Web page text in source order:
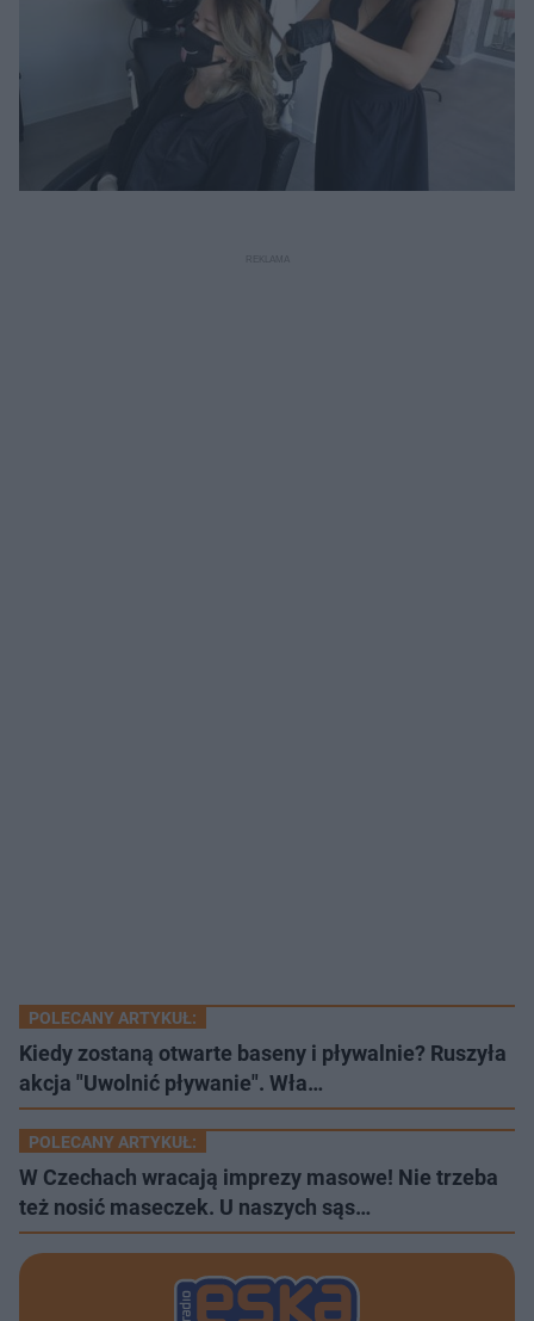
POLECANY ARTYKUŁ:
Kiedy zostaną otwarte baseny i pływalnie? Ruszyła
akcja "Uwolnić pływanie". Wła…
POLECANY ARTYKUŁ:
W Czechach wracają imprezy masowe! Nie trzeba
też nosić maseczek. U naszych sąs…